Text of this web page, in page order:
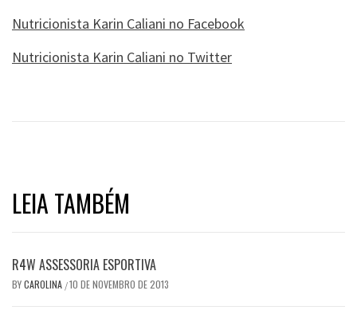
Nutricionista Karin Caliani no Facebook
Nutricionista Karin Caliani no Twitter
LEIA TAMBÉM
R4W ASSESSORIA ESPORTIVA
BYCAROLINA /10 DE NOVEMBRO DE 2013